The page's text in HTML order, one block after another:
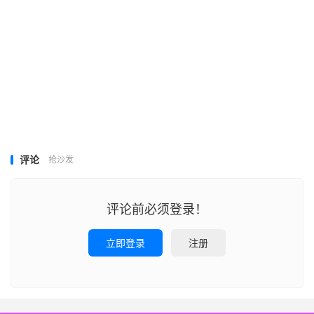
评论 抢沙发
评论前必须登录！
立即登录 注册